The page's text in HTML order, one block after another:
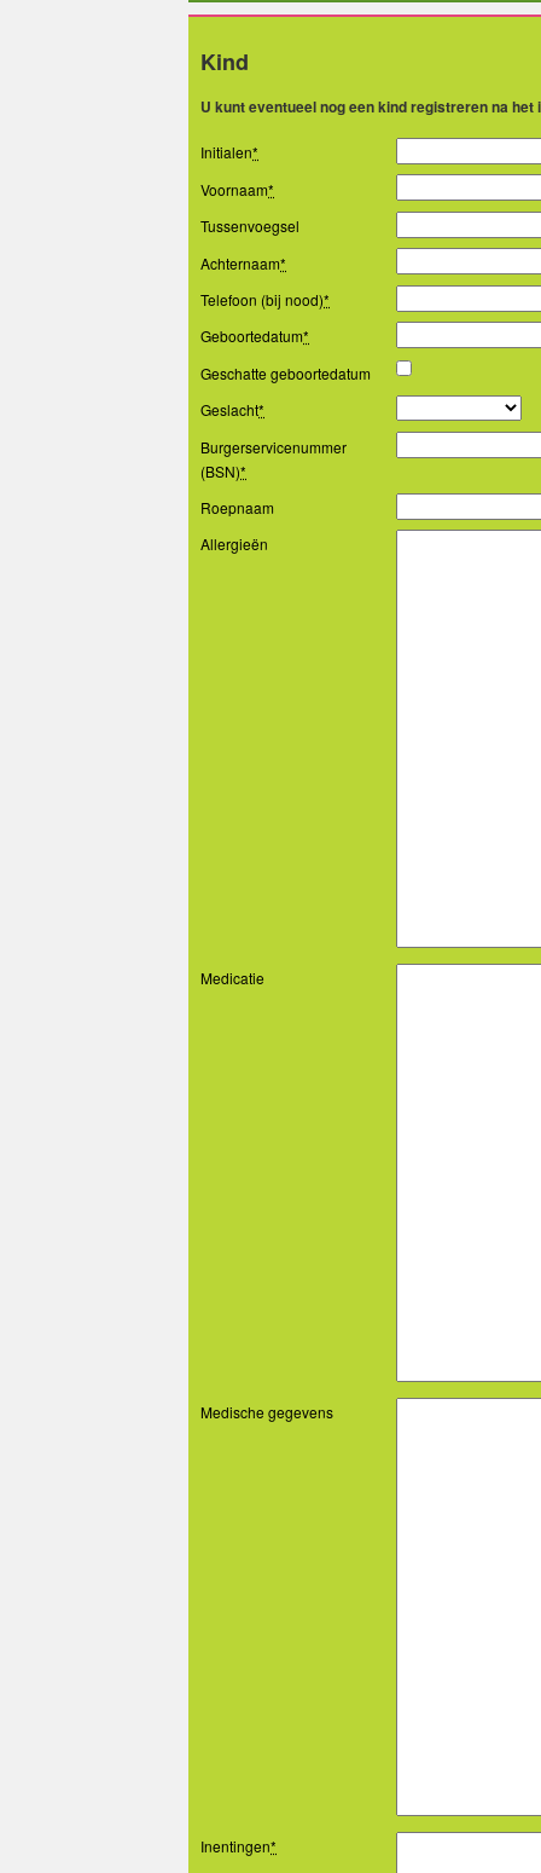
Kind
U kunt eventueel nog een kind registreren na
Initialen*
Voornaam*
Tussenvoegsel
Achternaam*
Telefoon (bij nood)*
Geboortedatum*
Geschatte geboortedatum
Geslacht*
Burgerservicenummer
(BSN)*
Roepnaam
Allergieën
Medicatie
Medische gegevens
Inentingen*